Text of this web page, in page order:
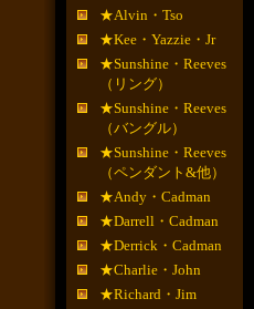
★Alvin・Tso
★Kee・Yazzie・Jr
★Sunshine・Reeves
（リング）
★Sunshine・Reeves
（バングル）
★Sunshine・Reeves
（ペンダント&他）
★Andy・Cadman
★Darrell・Cadman
★Derrick・Cadman
★Charlie・John
★Richard・Jim